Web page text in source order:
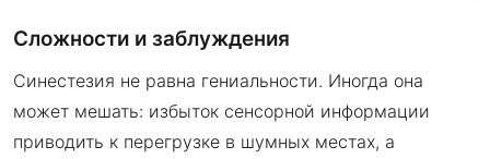
Сложности и заблуждения
Синестезия не равна гениальности. Иногда она
может мешать: избыток сенсорной информации
приводить к перегрузке в шумных местах, а